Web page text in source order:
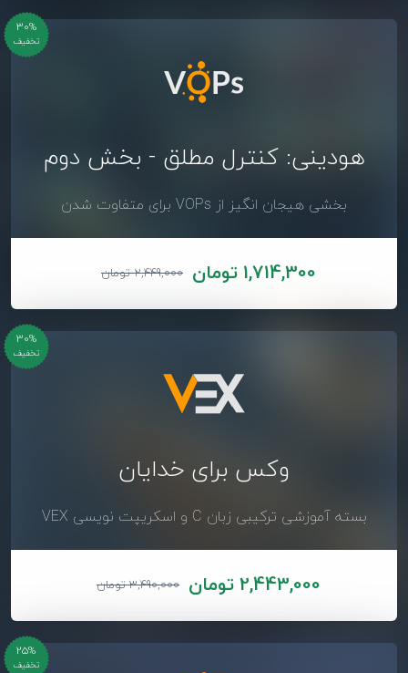
هودینی: کنترل مطلق - بخش دوم
بخشی هیجان انگیز از VOPs برای متفاوت شدن
1,714,300 تومان 2,449,000 تومان
تخفیف
30%
وکس برای خدایان
بسته آموزشی ترکیبی زبان C و اسکریپت نویسی VEX
2,443,000 تومان 3,490,000 تومان
تخفیف
30%
تخفیف
25%